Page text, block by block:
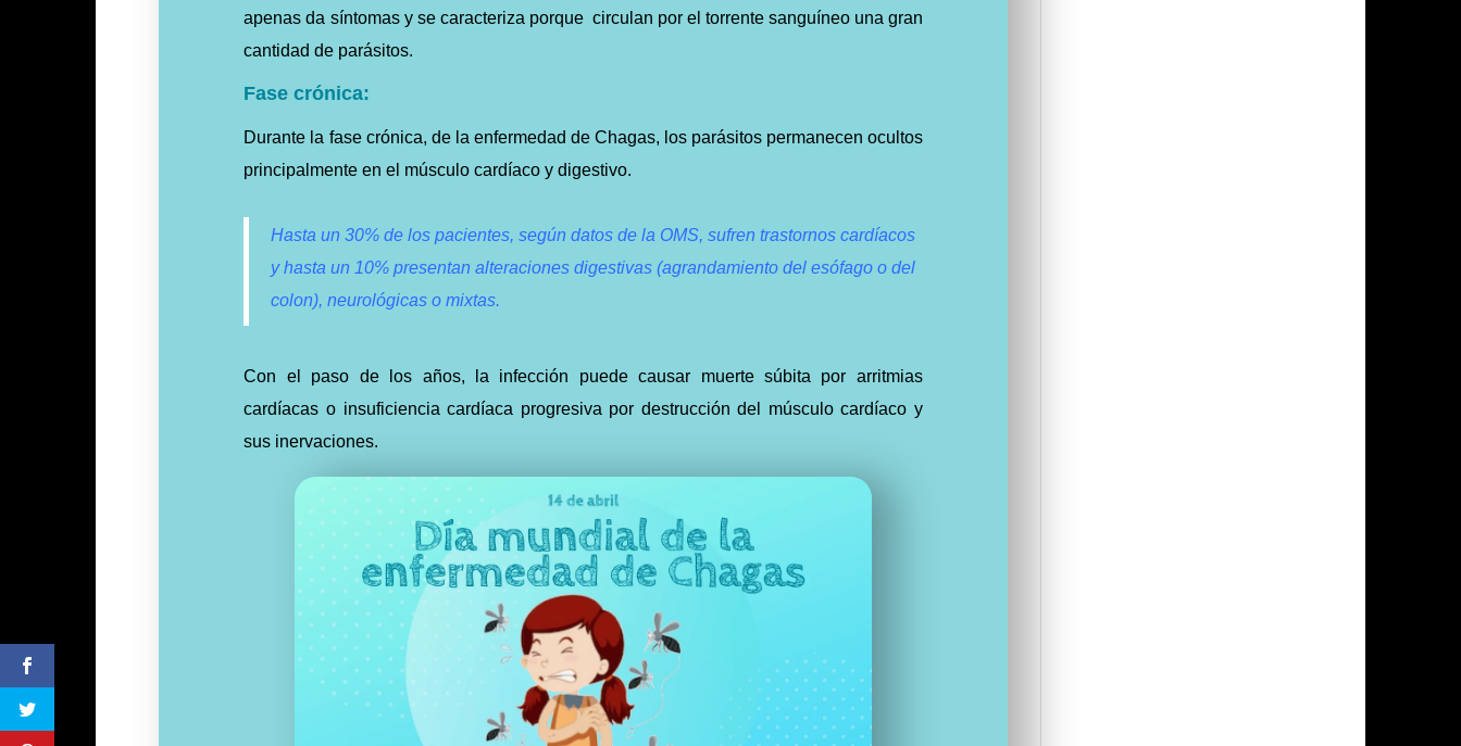
apenas da síntomas y se caracteriza porque circulan por el torrente sanguíneo una gran
cantidad de parásitos.
Fase crónica:
Durante la fase crónica, de la enfermedad de Chagas, los parásitos permanecen ocultos
principalmente en el músculo cardíaco y digestivo.
Hasta un 30% de los pacientes, según datos de la OMS, sufren trastornos cardíacos
y hasta un 10% presentan alteraciones digestivas (agrandamiento del esófago o del
colon), neurológicas o mixtas.
Con el paso de los años, la infección puede causar muerte súbita por arritmias
cardíacas o insuficiencia cardíaca progresiva por destrucción del músculo cardíaco y
sus inervaciones.